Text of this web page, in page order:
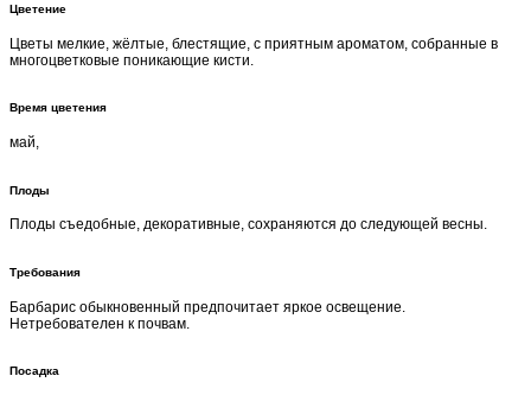
Цветение
Цветы мелкие, жёлтые, блестящие, с приятным ароматом, собранные в
многоцветковые поникающие кисти.
Время цветения
май,
Плоды
Плоды съедобные, декоративные, сохраняются до следующей весны.
Требования
Барбарис обыкновенный предпочитает яркое освещение.
Нетребователен к почвам.
Посадка